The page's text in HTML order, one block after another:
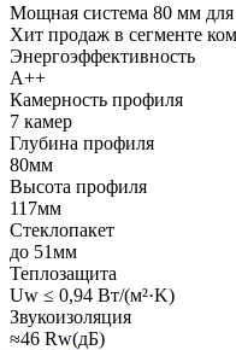
Мощная система 80 мм
Хит продаж в сегменте
Энергоэффективность
A++
Камерность профиля
7 камер
Глубина профиля
80мм
Высота профиля
117мм
Стеклопакет
до 51мм
Теплозащита
Uw ≤ 0,94 Вт/(м²·K)
Звукоизоляция
≈46 Rw(дБ)